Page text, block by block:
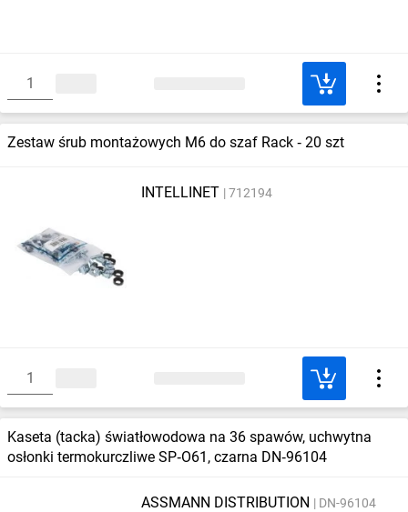
Zestaw śrub montażowych M6 do szaf Rack ‑ 20 szt
INTELLINET 712194
Kaseta (tacka) światłowodowa na 36 spawów, uchwytna
osłonki termokurczliwe SP‑O61, czarna DN‑96104
ASSMANN DISTRIBUTION DN-96104